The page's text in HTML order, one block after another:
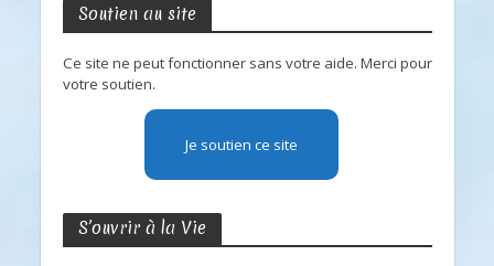
Soutien au site
Ce site ne peut fonctionner sans votre aide. Merci pour
votre soutien.
Je soutien ce site
S’ouvrir à la Vie